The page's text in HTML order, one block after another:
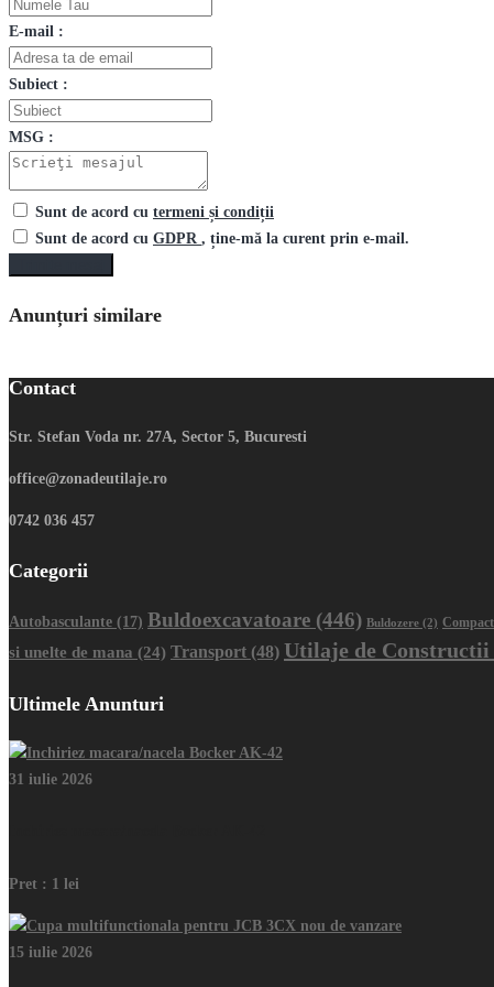
E-mail :
Subiect :
MSG :
Sunt de acord cu termeni și condiții
Sunt de acord cu GDPR , ține-mă la curent prin e-mail.
Anunțuri similare
Contact
Str. Stefan Voda nr. 27A, Sector 5, Bucuresti
office@zonadeutilaje.ro
0742 036 457
Categorii
Autobasculante (17) Buldoexcavatoare (446) Buldozere (2)
si unelte de mana (24) Transport (48) Utilaje de Constructii
Ultimele Anunturi
31 iulie 2026
Pret : 1 lei
15 iulie 2026